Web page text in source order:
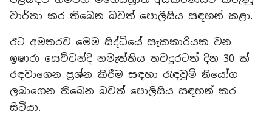
වාර්තා කර තිබෙන බවත් පොලීසිය සඳහන් කළා.
ඊට අමතරව මෙම සිද්ධියේ සැකකාරියක වන
ඉෂාරා සෙව්වන්දි නමැත්තිය තවදුරටත් දින 30 ක්
රඳවාගෙන ප්‍රශ්න කිරීම සඳහා රැඳවුම් නියෝග
ලබාගෙන තිබෙන බවත් පොලිසිය සඳහන් කර
සිටියා.